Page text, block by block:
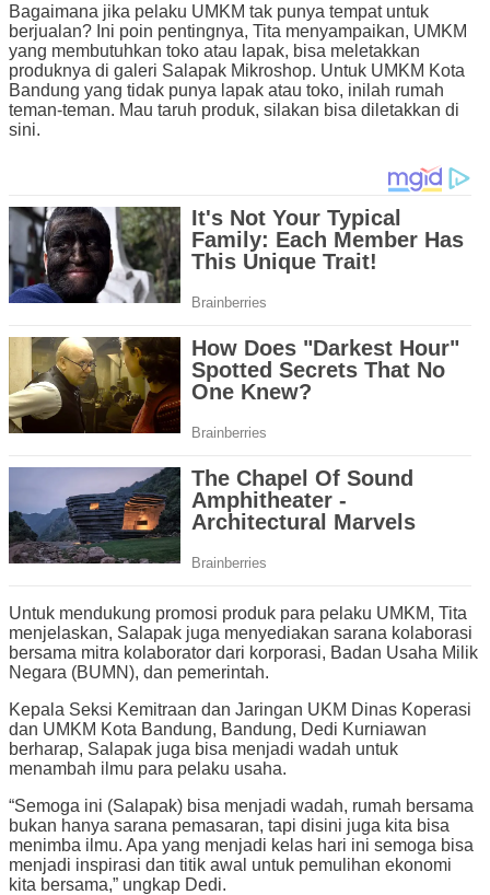
Bagaimana jika pelaku UMKM tak punya tempat untuk
berjualan? Ini poin pentingnya, Tita menyampaikan, UMKM
yang membutuhkan toko atau lapak, bisa meletakkan
produknya di galeri Salapak Mikroshop. Untuk UMKM Kota
Bandung yang tidak punya lapak atau toko, inilah rumah
teman-teman. Mau taruh produk, silakan bisa diletakkan di
sini.
Untuk mendukung promosi produk para pelaku UMKM, Tita
menjelaskan, Salapak juga menyediakan sarana kolaborasi
bersama mitra kolaborator dari korporasi, Badan Usaha Milik
Negara (BUMN), dan pemerintah.
Kepala Seksi Kemitraan dan Jaringan UKM Dinas Koperasi
dan UMKM Kota Bandung, Bandung, Dedi Kurniawan
berharap, Salapak juga bisa menjadi wadah untuk
menambah ilmu para pelaku usaha.
“Semoga ini (Salapak) bisa menjadi wadah, rumah bersama
bukan hanya sarana pemasaran, tapi disini juga kita bisa
menimba ilmu. Apa yang menjadi kelas hari ini semoga bisa
menjadi inspirasi dan titik awal untuk pemulihan ekonomi
kita bersama,” ungkap Dedi.